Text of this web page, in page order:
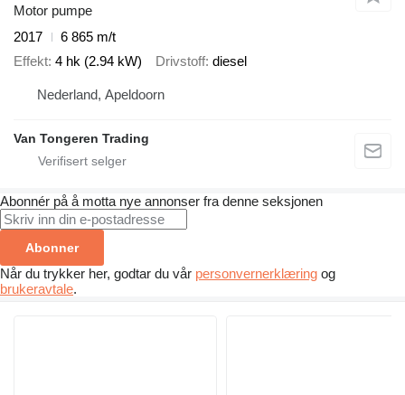
Motor pumpe
2017
6 865 m/t
Effekt 4 hk (2.94 kW) Drivstoff diesel
Nederland, Apeldoorn
Van Tongeren Trading
Abonnér på å motta nye annonser fra denne seksjonen
Abonner
Når du trykker her, godtar du vår personvernerklæring og
brukeravtale.